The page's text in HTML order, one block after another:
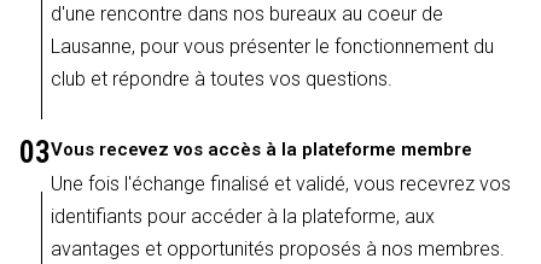
d'une rencontre dans nos bureaux au coeur de
Lausanne, pour vous présenter le fonctionnement du
club et répondre à toutes vos questions.
03Vous recevez vos accès à la plateforme membre
Une fois l'échange finalisé et validé, vous recevrez vos
identifiants pour accéder à la plateforme, aux
avantages et opportunités proposés à nos membres.